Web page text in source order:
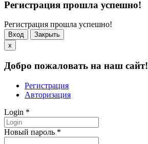
Регистрация прошла успешно!
Регистрация прошла успешно!
Вход
Закрыть
x
Добро пожаловать на наш сайт!
Регистрация
Авторизация
Login *
Новый пароль *